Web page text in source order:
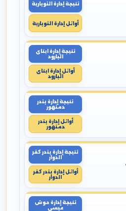
نتيجة إدارة النوبارية
أوائل إدارة النوبارية
نتيجة إدارة ايتاى
البارود
أوائل إدارة ايتاى
البارود
نتيجة إدارة بندر
دمنهور
أوائل إدارة بندر
دمنهور
نتيجة إدارة بندر كفر
الدوار
أوائل إدارة بندر كفر
الدوار
نتيجة إدارة حوش
عيسى